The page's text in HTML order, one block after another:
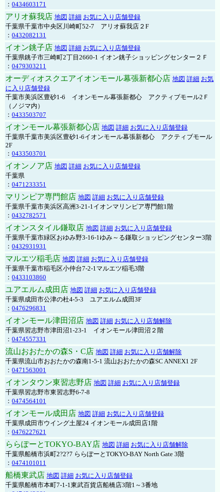
： 0434603171
アリオ蘇我店 地図 詳細 お気に入り店舗登録
千葉県千葉市中央区川崎町52-7 アリオ蘇我店２F
： 0432082131
イオン銚子店 地図 詳細 お気に入り店舗登録
千葉県銚子市三崎町2丁目2660-1 イオン銚子ショッピングセンター２Ｆ
： 0479303211
オーディオスクエアイオンモール幕張新都心店 地図 詳細 お気
に入り店舗登録
千葉市美浜区豊砂1-6 イオンモール幕張新都心 アクティブモール2Ｆ
（ノジマ内）
： 0433503707
イオンモール幕張新都心店 地図 詳細 お気に入り店舗登録
千葉県千葉市美浜区豊砂1-6イオンモール幕張新都心 アクティブモール
2F
： 0433503701
イオンノア店 地図 詳細 お気に入り店舗登録
千葉県
： 0471233351
マリンピア専門館店 地図 詳細 お気に入り店舗登録
千葉県千葉市美浜区高洲3-21-1イオンマリンピア専門館1階
： 0432782571
イオンスタイル鎌取店 地図 詳細 お気に入り店舗登録
千葉県千葉市緑区おゆみ野3-16-1ゆみ～る鎌取ショッピングセンター3階
： 0432931931
マルエツ稲毛店 地図 詳細 お気に入り店舗登録
千葉県千葉市稲毛区小仲台7-2-1マルエツ稲毛3階
： 0433103860
ユアエルム成田店 地図 詳細 お気に入り店舗登録
千葉県成田市公津の杜4-5-3 ユアエルム成田3F
： 0476296831
イオンモール津田沼店 地図 詳細 お気に入り店舗解除
千葉県習志野市津田沼1-23-1 イオンモール津田沼２階
： 0474557331
流山おおたかの森S・C店 地図 詳細 お気に入り店舗解除
千葉県流山市おおたかの森南1-5-1 流山おおたかの森SC ANNEX1 2F
： 0471563001
イオンタウン東習志野店 地図 詳細 お気に入り店舗登録
千葉県習志野市東習志野6-7-8
： 0474564101
イオンモール成田店 地図 詳細 お気に入り店舗登録
千葉県成田市ウイング土屋24 イオンモール成田店1階
： 0476227621
ららぽーとTOKYO-BAY店 地図 詳細 お気に入り店舗解除
千葉県船橋市浜町2?2?7 ららぽーとTOKYO-BAY North Gate 3階
： 0474101011
船橋東武店 地図 詳細 お気に入り店舗登録
千葉県船橋市本町7-1-1東武百貨店船橋店3階1～3番地